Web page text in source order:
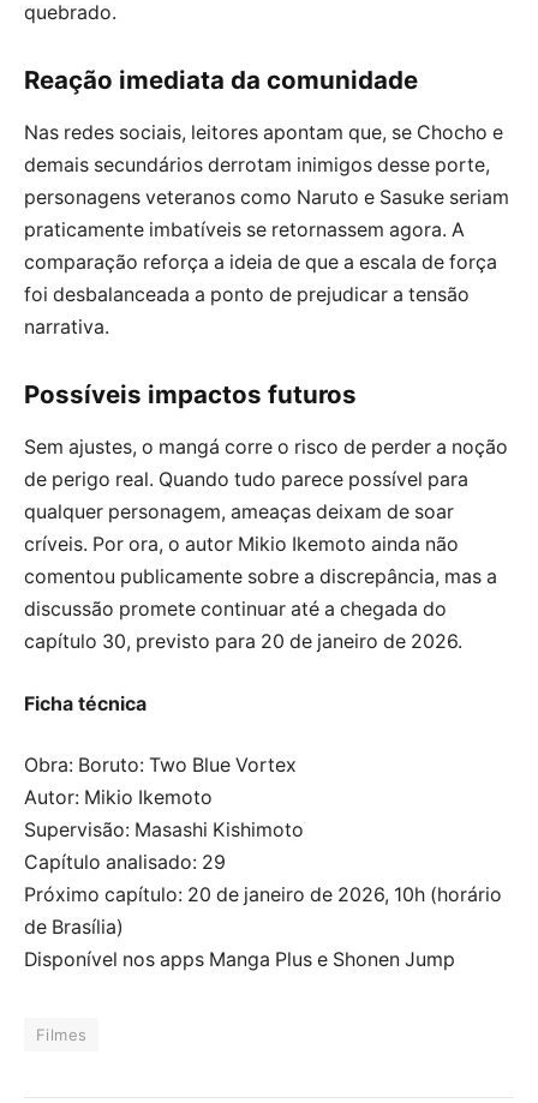
quebrado.
Reação imediata da comunidade
Nas redes sociais, leitores apontam que, se Chocho e
demais secundários derrotam inimigos desse porte,
personagens veteranos como Naruto e Sasuke seriam
praticamente imbatíveis se retornassem agora. A
comparação reforça a ideia de que a escala de força
foi desbalanceada a ponto de prejudicar a tensão
narrativa.
Possíveis impactos futuros
Sem ajustes, o mangá corre o risco de perder a noção
de perigo real. Quando tudo parece possível para
qualquer personagem, ameaças deixam de soar
críveis. Por ora, o autor Mikio Ikemoto ainda não
comentou publicamente sobre a discrepância, mas a
discussão promete continuar até a chegada do
capítulo 30, previsto para 20 de janeiro de 2026.
Ficha técnica
Obra: Boruto: Two Blue Vortex
Autor: Mikio Ikemoto
Supervisão: Masashi Kishimoto
Capítulo analisado: 29
Próximo capítulo: 20 de janeiro de 2026, 10h (horário
de Brasília)
Disponível nos apps Manga Plus e Shonen Jump
Filmes